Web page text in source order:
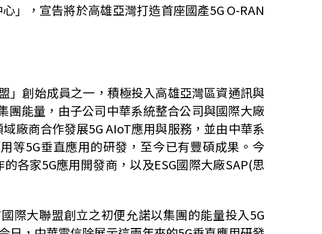
」，宣告將於高雄亞灣打造首座國產5G O-RAN
」創始成員之一，積極投入高雄亞灣區資通訊與
團能量，由子公司中華系統整合公司與國際大廠
廠商合作發展5G AIoT應用與服務，並由中華系
等5G垂直應用的研發，至今已有豐碩成果。今
各家5G應用開發商，以及ESG國際大廠SAP(思
際大聯盟創立之初便允諾以集團的能量投入5G